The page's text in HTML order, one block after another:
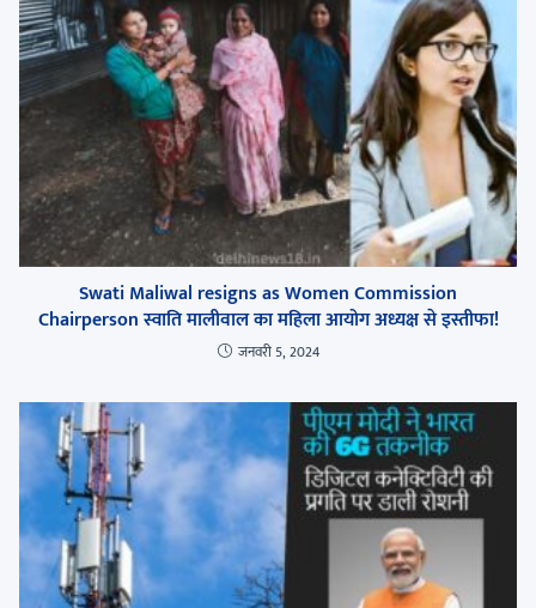
Swati Maliwal resigns as Women Commission
Chairperson स्वाति मालीवाल का महिला आयोग अध्यक्ष से इस्तीफा!
जनवरी 5, 2024